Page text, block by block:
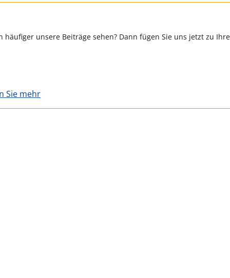
unsere Beiträge sehen? Dann fügen Sie uns jetzt zu
Sie mehr